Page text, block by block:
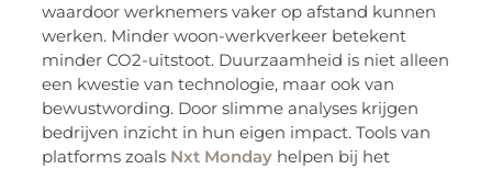
waardoor werknemers vaker op afstand kunnen
werken. Minder woon-werkverkeer betekent
minder CO2-uitstoot. Duurzaamheid is niet alleen
een kwestie van technologie, maar ook van
bewustwording. Door slimme analyses krijgen
bedrijven inzicht in hun eigen impact. Tools van
platforms zoals Nxt Monday helpen bij het